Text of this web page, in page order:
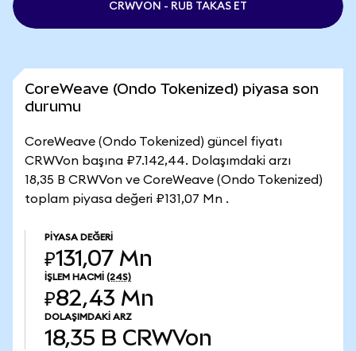
CRWVON - RUB TAKAS ET
CoreWeave (Ondo Tokenized) piyasa son
durumu
CoreWeave (Ondo Tokenized) güncel fiyatı
CRWVon başına ₽7.142,44. Dolaşımdaki arzı
18,35 B CRWVon ve CoreWeave (Ondo Tokenized)
toplam piyasa değeri ₽131,07 Mn .
PIYASA DEĞERI
₽131,07 Mn
İŞLEM HACMI (24S)
₽82,43 Mn
DOLAŞIMDAKI ARZ
18,35 B CRWVon